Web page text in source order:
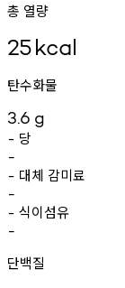
총 열량
25kcal
탄수화물
3.6 g
- 당
-
- 대체 감미료
-
- 식이섬유
-
단백질